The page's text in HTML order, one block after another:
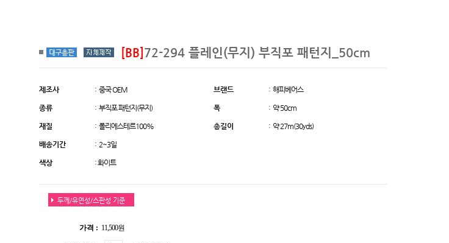
[BB] 72-294 플레인(무지) 부직포 패턴지_50cm
제조사 : 중국 OEM 브랜드 : 해피베어스
종류 : 부직포 패턴지(무지) 폭 : 약 50cm
재질 : 폴리에스테르100% 총길이 : 약 27m(30yds)
배송기간 : 2~3일
색상 : 화이트
두께/유연성/스판성 기준
가격 : 11,500원